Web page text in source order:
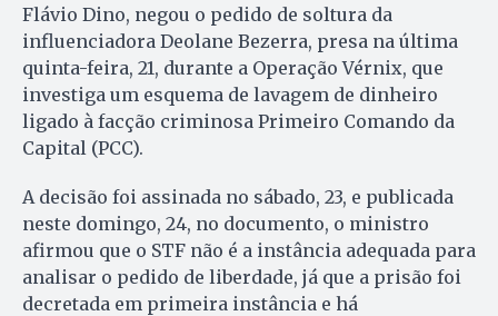
Flávio Dino, negou o pedido de soltura da
influenciadora Deolane Bezerra, presa na última
quinta-feira, 21, durante a Operação Vérnix, que
investiga um esquema de lavagem de dinheiro
ligado à facção criminosa Primeiro Comando da
Capital (PCC).
A decisão foi assinada no sábado, 23, e publicada
neste domingo, 24, no documento, o ministro
afirmou que o STF não é a instância adequada para
analisar o pedido de liberdade, já que a prisão foi
decretada em primeira instância e há